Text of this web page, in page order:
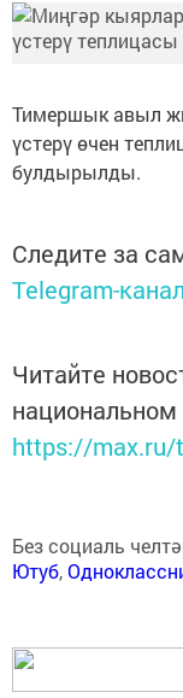
Тимершык авыл
үстерү өчен
булдырылды.
Следите за
Telegram-
Читайте
https://max.ru/
Без социаль
Ютуб,